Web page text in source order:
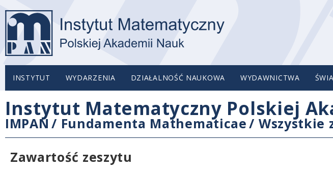
INSTYTUT WYDARZENIA DZIAŁALNOŚĆ NAUKOWA WYDAWNICTWA
Instytut Matematyczny Polskiej
IMPAN / Fundamenta Mathematicae/ Wszystkie
Zawartość zeszytu